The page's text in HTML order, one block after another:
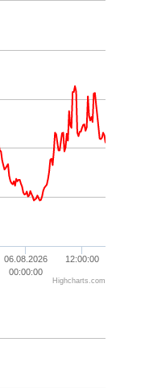
06.08.2026
00:00:00
12:00:00
Highcharts.com